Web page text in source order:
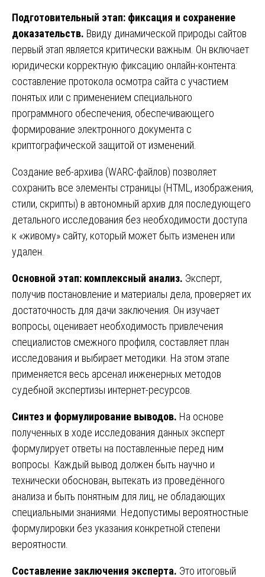
Подготовительный этап: фиксация и сохранение
доказательств. Ввиду динамической природы сайтов
первый этап является критически важным. Он включает
юридически корректную фиксацию онлайн-контента:
составление протокола осмотра сайта с участием
понятых или с применением специального
программного обеспечения, обеспечивающего
формирование электронного документа с
криптографической защитой от изменений.
Создание веб-архива (WARC-файлов) позволяет
сохранить все элементы страницы (HTML, изображения,
стили, скрипты) в автономный архив для последующего
детального исследования без необходимости доступа
к «живому» сайту, который может быть изменен или
удален.
Основной этап: комплексный анализ. Эксперт,
получив постановление и материалы дела, проверяет их
достаточность для дачи заключения. Он изучает
вопросы, оценивает необходимость привлечения
специалистов смежного профиля, составляет план
исследования и выбирает методики. На этом этапе
применяется весь арсенал инженерных методов
судебной экспертизы интернет-ресурсов.
Синтез и формулирование выводов. На основе
полученных в ходе исследования данных эксперт
формулирует ответы на поставленные перед ним
вопросы. Каждый вывод должен быть научно и
технически обоснован, вытекать из проведённого
анализа и быть понятным для лиц, не обладающих
специальными знаниями. Недопустимы вероятностные
формулировки без указания конкретной степени
вероятности.
Составление заключения эксперта. Это итоговый